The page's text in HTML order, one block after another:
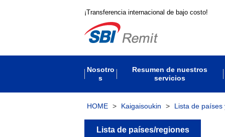
¡Transferencia internacional de bajo costo!
Nosotro
s
Resumen de nuestros
servicios
HOME > Kaigaisoukin > Lista de países
Lista de países/regiones